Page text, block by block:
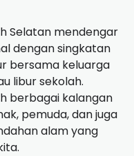
Selatan mendengar
dengan singkatan
bersama keluarga
libur sekolah.
berbagai kalangan
pemuda, dan juga
alam yang